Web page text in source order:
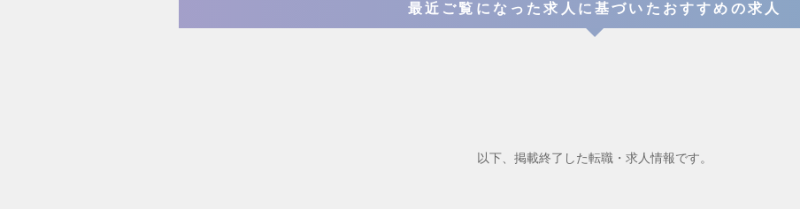
最近ご覧になった求人に基づいたおすすめの求人
以下、掲載終了した転職・求人情報です。